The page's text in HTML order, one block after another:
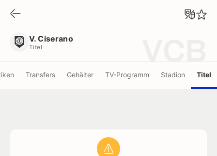
V. Ciserano
Titel
Transfers Gehälter TV-Programm Stadion Titel